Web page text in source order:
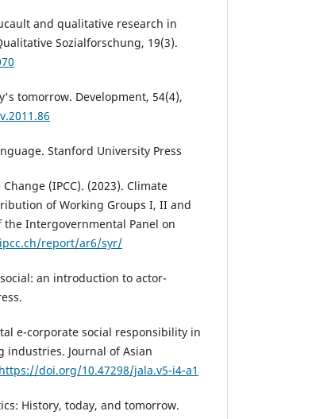
and qualitative research in
Sozialforschung, 19(3).
tomorrow. Development, 54(4),
Stanford University Press
(IPCC). (2023). Climate
of Working Groups I, II and
Intergovernmental Panel on
report/ar6/syr/
an introduction to actor-
e-corporate social responsibility in
industries. Journal of Asian
https://doi.org/10.47298/jala.v5-i4-a1
History, today, and tomorrow.